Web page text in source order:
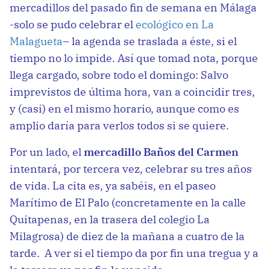
mercadillos del pasado fin de semana en Málaga
-solo se pudo celebrar elecológico en La
Malagueta– la agenda se traslada a éste, si el
tiempo no lo impide. Así que tomad nota, porque
llega cargado, sobre todo el domingo: Salvo
imprevistos de última hora, van a coincidir tres,
y (casi) en el mismo horario, aunque como es
amplio daría para verlos todos si se quiere.
Por un lado, elmercadillo Baños del Carmen
intentará, por tercera vez, celebrar su tres años
de vida. La cita es, ya sabéis, en el paseo
Marítimo de El Palo (concretamente en la calle
Quitapenas, en la trasera del colegio La
Milagrosa) de diez de la mañana a cuatro de la
tarde. A ver si el tiempo da por fin una tregua y a